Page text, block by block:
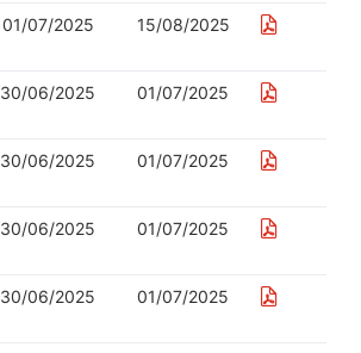
01/07/2025 15/08/2025
30/06/2025 01/07/2025
30/06/2025 01/07/2025
30/06/2025 01/07/2025
30/06/2025 01/07/2025